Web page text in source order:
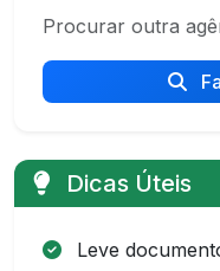
Procurar outra
Dicas Úteis
Leve